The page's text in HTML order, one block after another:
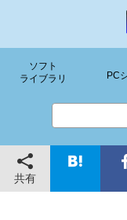
ソフト
ライブラリ
PC
共有